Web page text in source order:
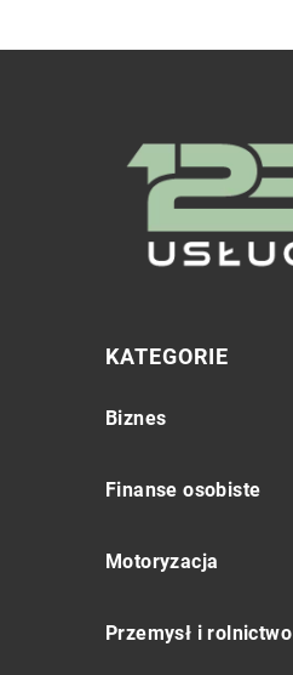
KATEGORIE
Biznes
Finanse osobiste
Motoryzacja
Przemysł i rolnictwo